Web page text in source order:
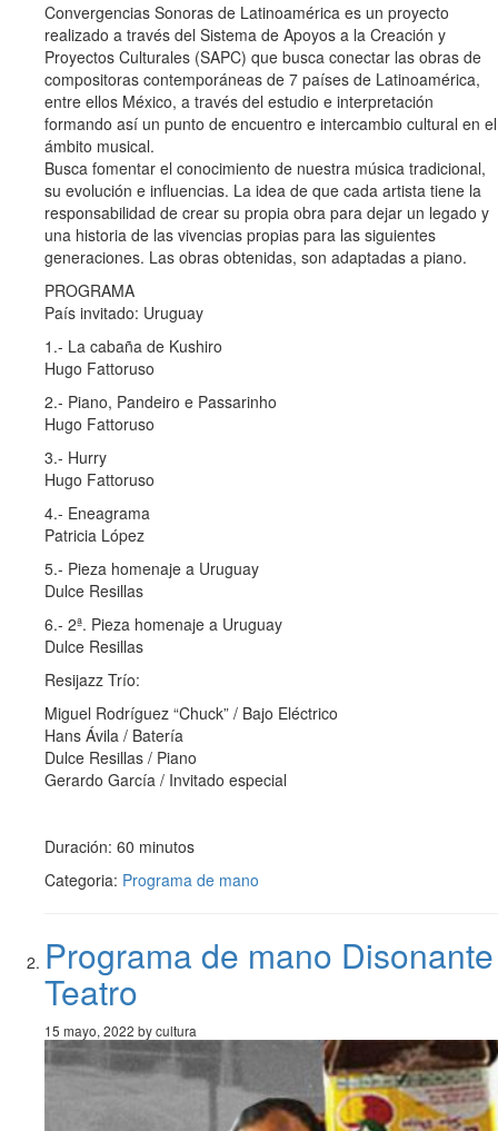
Convergencias Sonoras de Latinoamérica es un proyecto
realizado a través del Sistema de Apoyos a la Creación y
Proyectos Culturales (SAPC) que busca conectar las obras de
compositoras contemporáneas de 7 países de Latinoamérica,
entre ellos México, a través del estudio e interpretación
formando así un punto de encuentro e intercambio cultural en el
ámbito musical.
Busca fomentar el conocimiento de nuestra música tradicional,
su evolución e influencias. La idea de que cada artista tiene la
responsabilidad de crear su propia obra para dejar un legado y
una historia de las vivencias propias para las siguientes
generaciones. Las obras obtenidas, son adaptadas a piano.
PROGRAMA
País invitado: Uruguay
1.- La cabaña de Kushiro
Hugo Fattoruso
2.- Piano, Pandeiro e Passarinho
Hugo Fattoruso
3.- Hurry
Hugo Fattoruso
4.- Eneagrama
Patricia López
5.- Pieza homenaje a Uruguay
Dulce Resillas
6.- 2ª. Pieza homenaje a Uruguay
Dulce Resillas
Resijazz Trío:
Miguel Rodríguez “Chuck” / Bajo Eléctrico
Hans Ávila / Batería
Dulce Resillas / Piano
Gerardo García / Invitado especial
Duración: 60 minutos
Categoria: Programa de mano
Programa de mano Disonante
Teatro
15 mayo, 2022 by cultura